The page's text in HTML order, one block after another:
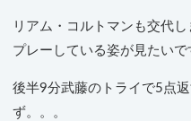
リアム・コルトマンも交代
プレーしている姿が見たいで
後半9分武藤のトライで5点
ず。。。